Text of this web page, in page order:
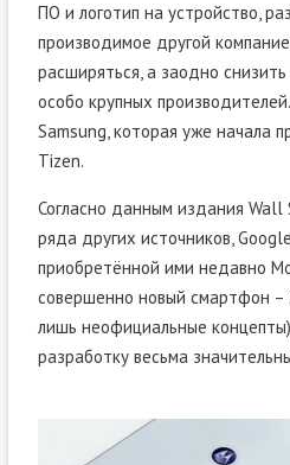
ПО и логотип на устройство,
производимое другой
расширяться, а заодно
особо крупных
Samsung, которая уже начала
Tizen.
Согласно данным издания Wall
ряда других источников,
приобретённой ими недавно
совершенно новый смартфон
лишь неофициальные
разработку весьма